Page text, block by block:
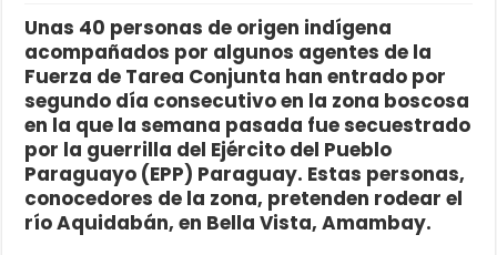
Unas 40 personas de origen indígena
acompañados por algunos agentes de la
Fuerza de Tarea Conjunta han entrado por
segundo día consecutivo en la zona boscosa
en la que la semana pasada fue secuestrado
por la guerrilla del Ejército del Pueblo
Paraguayo (EPP) Paraguay. Estas personas,
conocedores de la zona, pretenden rodear el
río Aquidabán, en Bella Vista, Amambay.